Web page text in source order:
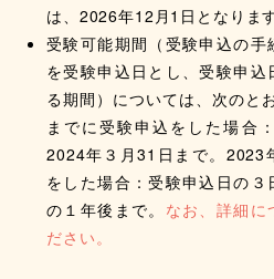
は、2026年12月1日となります
受験可能期間（受験申込の手
を受験申込日とし、受験申込
る期間）については、次のと
までに受験申込をした場合
2024年３月31日まで。2023
をした場合：受験申込日の
の１年後まで。 なお、詳細に
ださい。